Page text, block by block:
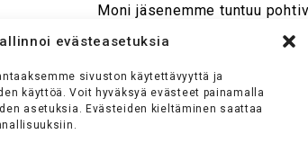
evästeasetuksia
sivuston käytettävyyttä ja
käyttöä. Voit hyväksyä evästeet painamalla
asetuksia. Evästeiden kieltäminen saattaa
Moni jäsenemme tuntuu
asioita oikeista syistä vai
siksi, että niin kuuluu tehdä?